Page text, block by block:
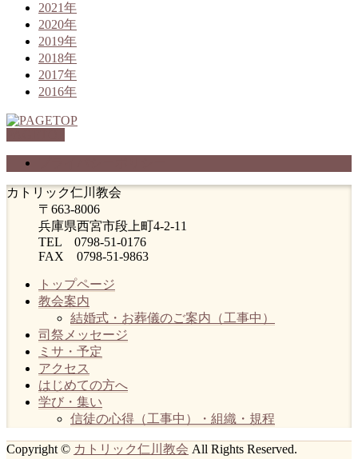
2021年
2020年
2019年
2018年
2017年
2016年
カトリック仁川教会
〒663-8006
兵庫県西宮市段上町4-2-11
TEL 0798-51-0176
FAX 0798-51-9863
トップページ
教会案内
結婚式・お葬儀のご案内（工事中）
司祭メッセージ
ミサ・予定
アクセス
はじめての方へ
学び・集い
信徒の心得（工事中）・組織・規程
Copyright © カトリック仁川教会 All Rights Reserved.